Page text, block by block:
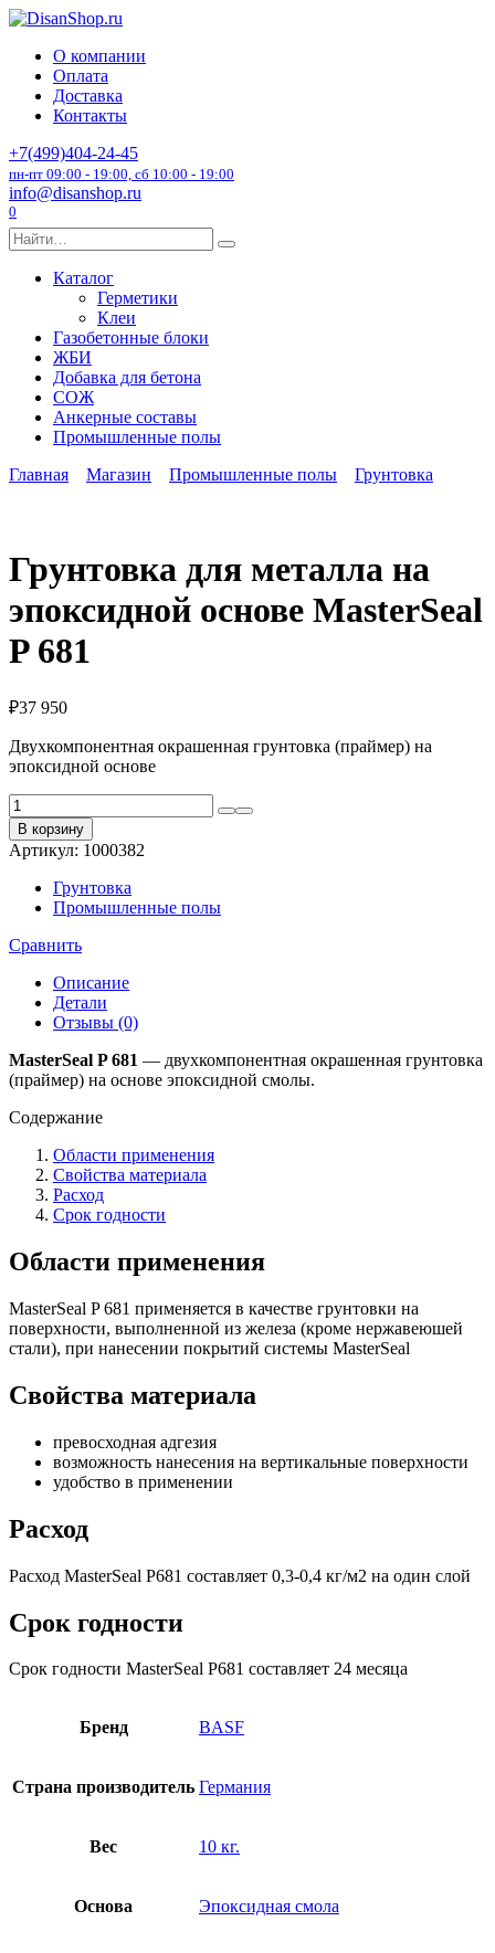
Перейти
содержанию
О компании
Оплата
Доставка
Контакты
+7(499)404-24-45
пн-пт 09:00 - 19:00, сб 10:00 - 19:00
info@disanshop.ru
0
Search
for:
Каталог
Герметики
Клеи
Газобетонные блоки
ЖБИ
Добавка для бетона
СОЖ
Анкерные составы
Промышленные полы
Главная
Магазин Промышленные полы Грунтовка
Грунтовка для металла на
эпоксидной основе MasterSeal
P 681
₽37 950
Двухкомпонентная окрашенная грунтовка (праймер) на
эпоксидной основе
Количество
товара
Грунтовка
для
металла
эпоксидной
основе
В корзину
Артикул: 1000382
Грунтовка
Промышленные полы
Сравнить
Описание
Детали
Отзывы (0)
MasterSeal P 681 — двухкомпонентная окрашенная грунтовка
(праймер) на основе эпоксидной смолы.
Содержание
Области применения
Свойства материала
Расход
Срок годности
Области применения
MasterSeal P 681 применяется в качестве грунтовки на
поверхности, выполненной из железа (кроме нержавеюшей
стали), при нанесении покрытий системы MasterSeal
Свойства материала
превосходная адгезия
возможность нанесения на вертикальные поверхности
удобство в применении
Расход
Расход MasterSeal P681 составляет 0,3-0,4 кг/м2 на один слой
Срок годности
Срок годности MasterSeal P681 составляет 24 месяца
Бренд BASF
Страна производитель Германия
Вес 10 кг.
Основа Эпоксидная смола